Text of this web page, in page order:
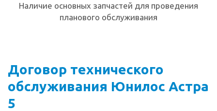
Наличие основных запчастей для проведения
планового обслуживания
Договор технического
обслуживания Юнилос Астра
5